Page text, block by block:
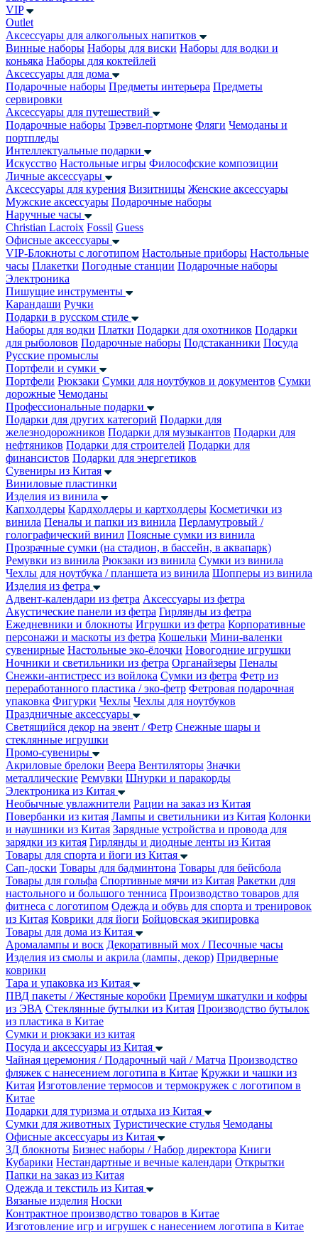
VIP
Outlet
Аксессуары для алкогольных напитков
Винные наборы Наборы для виски Наборы для водки и
коньяка Наборы для коктейлей
Аксессуары для дома
Подарочные наборы Предметы интерьера Предметы
сервировки
Аксессуары для путешествий
Подарочные наборы Трэвел-портмоне Фляги Чемоданы и
портпледы
Интеллектуальные подарки
Искусство Настольные игры Философские композиции
Личные аксессуары
Аксессуары для курения Визитницы Женские аксессуары
Мужские аксессуары Подарочные наборы
Наручные часы
Christian Lacroix Fossil Guess
Офисные аксессуары
VIP-Блокноты с логотипом Настольные приборы Настольные
часы Плакетки Погодные станции Подарочные наборы
Электроника
Пишущие инструменты
Карандаши Ручки
Подарки в русском стиле
Наборы для водки Платки Подарки для охотников Подарки
для рыболовов Подарочные наборы Подстаканники Посуда
Русские промыслы
Портфели и сумки
Портфели Рюкзаки Сумки для ноутбуков и документов Сумки
дорожные Чемоданы
Профессиональные подарки
Подарки для других категорий Подарки для
железнодорожников Подарки для музыкантов Подарки для
нефтяников Подарки для строителей Подарки для
финансистов Подарки для энергетиков
Сувениры из Китая
Виниловые пластинки
Изделия из винила
Капхолдеры Кардхолдеры и картхолдеры Косметички из
винила Пеналы и папки из винила Перламутровый /
голографический винил Поясные сумки из винила
Прозрачные сумки (на стадион, в бассейн, в аквапарк)
Ремувки из винила Рюкзаки из винила Сумки из винила
Чехлы для ноутбука / планшета из винила Шопперы из винила
Изделия из фетра
Адвент-календари из фетра Аксессуары из фетра
Акустические панели из фетра Гирлянды из фетра
Ежедневники и блокноты Игрушки из фетра Корпоративные
персонажи и маскоты из фетра Кошельки Мини-валенки
сувенирные Настольные эко-ёлочки Новогодние игрушки
Ночники и светильники из фетра Органайзеры Пеналы
Снежки-антистресс из войлока Сумки из фетра Фетр из
переработанного пластика / эко-фетр Фетровая подарочная
упаковка Фигурки Чехлы Чехлы для ноутбуков
Праздничные аксессуары
Светящийся декор на эвент / Фетр Снежные шары и
стеклянные игрушки
Промо-сувениры
Акриловые брелоки Веера Вентиляторы Значки
металлические Ремувки Шнурки и паракорды
Электроника из Китая
Необычные увлажнители Рации на заказ из Китая
Повербанки из китая Лампы и светильники из Китая Колонки
и наушники из Китая Зарядные устройства и провода для
зарядки из китая Гирлянды и диодные ленты из Китая
Товары для спорта и йоги из Китая
Сап-доски Товары для бадминтона Товары для бейсбола
Товары для гольфа Спортивные мячи из Китая Ракетки для
настольного и большого тенниса Производство товаров для
фитнеса с логотипом Одежда и обувь для спорта и тренировок
из Китая Коврики для йоги Бойцовская экипировка
Товары для дома из Китая
Аромалампы и воск Декоративный мох / Песочные часы
Изделия из смолы и акрила (лампы, декор) Придверные
коврики
Тара и упаковка из Китая
ПВД пакеты / Жестяные коробки Премиум шкатулки и кофры
из ЭВА Стеклянные бутылки из Китая Производство бутылок
из пластика в Китае
Сумки и рюкзаки из китая
Посуда и аксессуары из Китая
Чайная церемония / Подарочный чай / Матча Производство
фляжек с нанесением логотипа в Китае Кружки и чашки из
Китая Изготовление термосов и термокружек с логотипом в
Китае
Подарки для туризма и отдыха из Китая
Сумки для животных Туристические стулья Чемоданы
Офисные аксессуары из Китая
3Д блокноты Бизнес наборы / Набор директора Книги
Кубарики Нестандартные и вечные календари Открытки
Папки на заказ из Китая
Одежда и текстиль из Китая
Вязаные изделия Носки
Контрактное производство товаров в Китае
Изготовление игр и игрушек с нанесением логотипа в Китае